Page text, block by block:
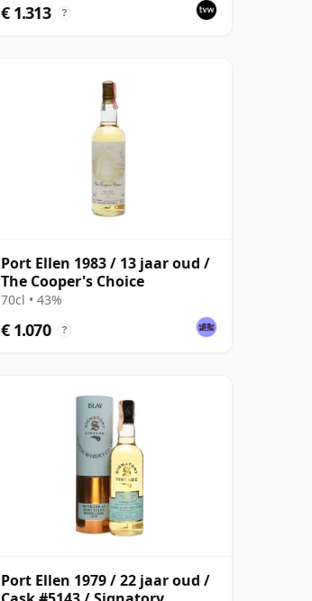
€ 1.313 ?
Port Ellen 1983 / 13 jaar oud /
The Cooper's Choice
70cl • 43%
€ 1.070 ?
Port Ellen 1979 / 22 jaar oud /